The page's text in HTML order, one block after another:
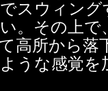
スウィン
。その上で
高所から落
うな感覚